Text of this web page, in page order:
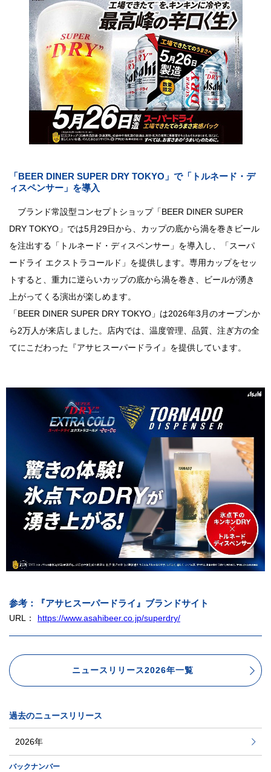
「BEER DINER SUPER DRY TOKYO」で「トルネード・デ
ィスペンサー」を導入
ブランド常設型コンセプトショップ「BEER DINER SUPER
DRY TOKYO」では5月29日から、カップの底から渦を巻きビール
を注出する「トルネード・ディスペンサー」を導入し、「スーパ
ードライ エクストラコールド」を提供します。専用カップをセッ
トすると、重力に逆らいカップの底から渦を巻き、ビールが湧き
上がってくる演出が楽しめます。
「BEER DINER SUPER DRY TOKYO」は2026年3月のオープンか
ら2万人が来店しました。店内では、温度管理、品質、注ぎ方の全
てにこだわった『アサヒスーパードライ』を提供しています。
参考：『アサヒスーパードライ』ブランドサイト
URL： https://www.asahibeer.co.jp/superdry/
ニュースリリース2026年一覧
過去のニュースリリース
2026年
バックナンバー